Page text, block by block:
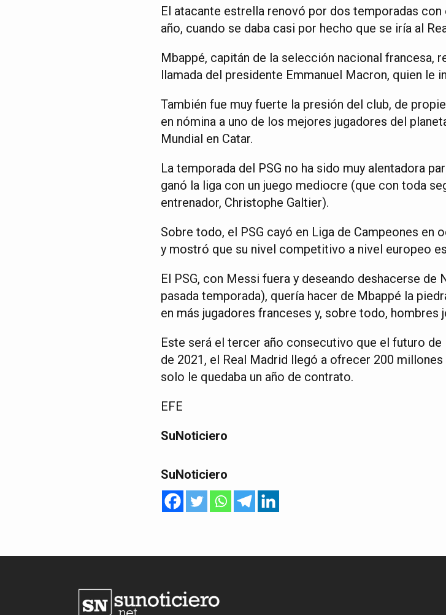
El atacante estrella renovó por dos temporadas con
año, cuando se daba casi por hecho que se iría al
Mbappé, capitán de la selección nacional francesa,
llamada del presidente Emmanuel Macron, quien le
También fue muy fuerte la presión del club, de
en nómina a uno de los mejores jugadores del
Mundial en Catar.
La temporada del PSG no ha sido muy alentadora
ganó la liga con un juego mediocre (que con toda
entrenador, Christophe Galtier).
Sobre todo, el PSG cayó en Liga de Campeones en
y mostró que su nivel competitivo a nivel europeo
El PSG, con Messi fuera y deseando deshacerse
pasada temporada), quería hacer de Mbappé la
en más jugadores franceses y, sobre todo,
Este será el tercer año consecutivo que el futuro
de 2021, el Real Madrid llegó a ofrecer 200
solo le quedaba un año de contrato.
EFE
SuNoticiero
SuNoticiero